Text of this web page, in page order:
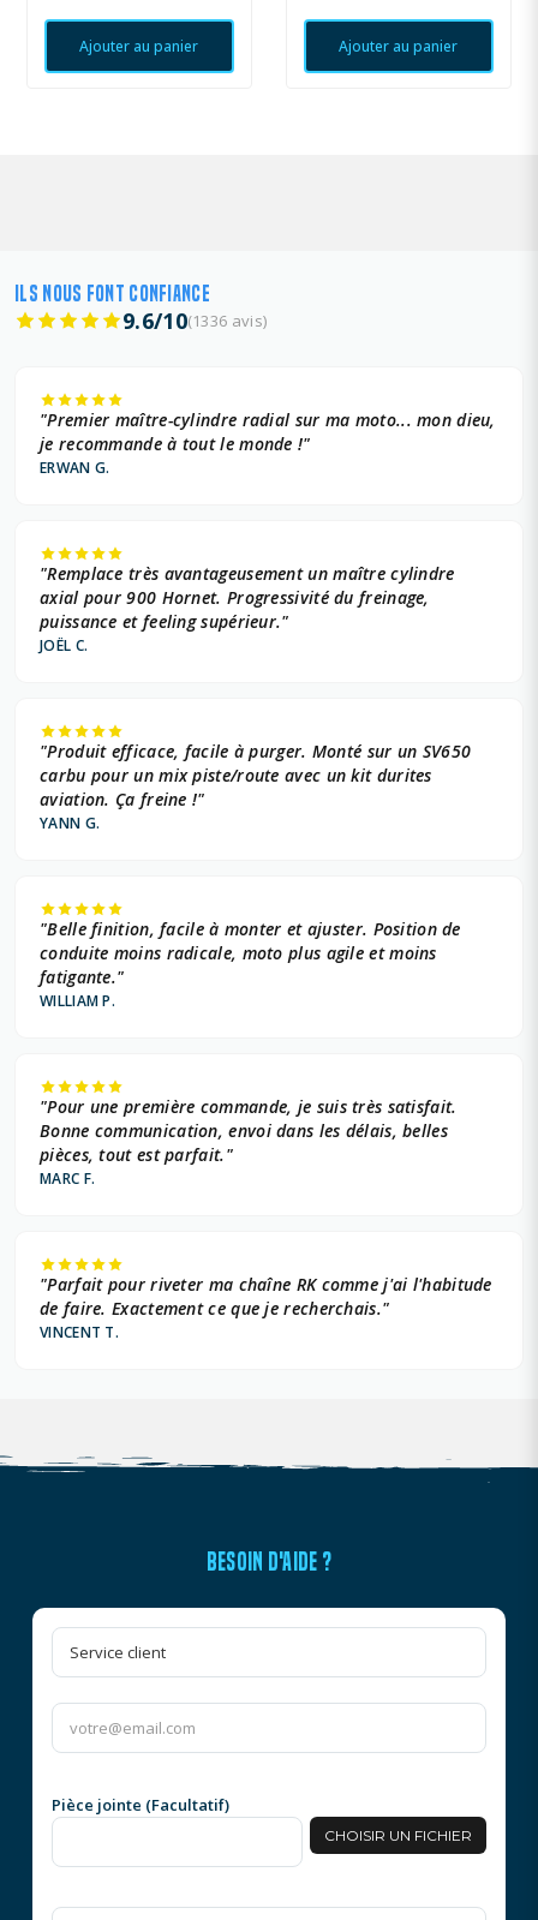
Ajouter au panier Ajouter au panier
ILS NOUS FONT CONFIANCE
9.6/10(1336 avis)
"Premier maître-cylindre radial sur ma moto... mon dieu,
je recommande à tout le monde !"
ERWAN G.
"Remplace très avantageusement un maître cylindre
axial pour 900 Hornet. Progressivité du freinage,
puissance et feeling supérieur."
JOËL C.
"Produit efficace, facile à purger. Monté sur un SV650
carbu pour un mix piste/route avec un kit durites
aviation. Ça freine !"
YANN G.
"Belle finition, facile à monter et ajuster. Position de
conduite moins radicale, moto plus agile et moins
fatigante."
WILLIAM P.
"Pour une première commande, je suis très satisfait.
Bonne communication, envoi dans les délais, belles
pièces, tout est parfait."
MARC F.
"Parfait pour riveter ma chaîne RK comme j'ai l'habitude
de faire. Exactement ce que je recherchais."
VINCENT T.
BESOIN D'AIDE ?
Pièce jointe (Facultatif)
CHOISIR UN FICHIER